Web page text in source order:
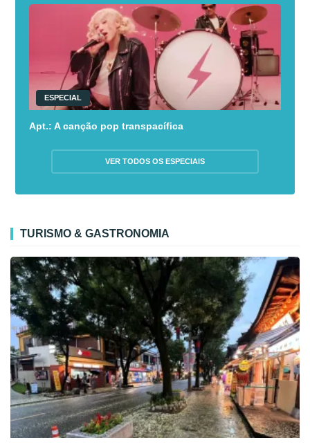
ESPECIAL
Apt.: A canção pop transpacífica
VER TODOS OS ESPECIAIS
TURISMO & GASTRONOMIA